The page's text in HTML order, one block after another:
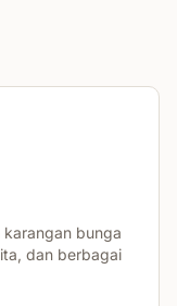
bunga
dan berbagai